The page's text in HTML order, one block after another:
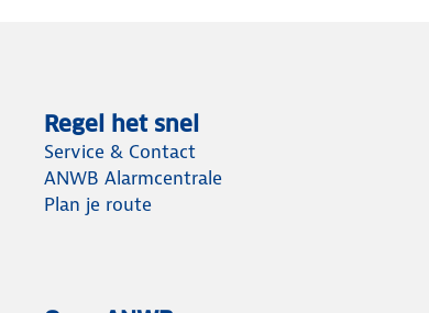
Regel het snel
Service & Contact
ANWB Alarmcentrale
Plan je route